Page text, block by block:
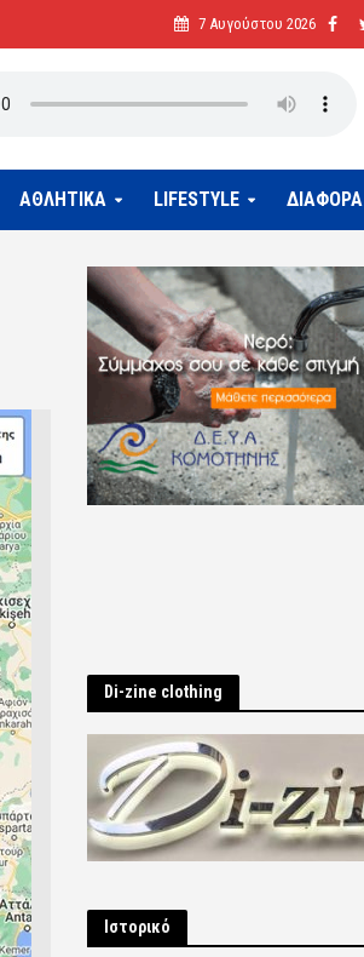
7 Αυγούστου 2026
ΑΘΛΗΤΙΚΑ LIFESTYLE ΔΙΑΦΟΡΑ
Di-zine clothing
Ιστορικό